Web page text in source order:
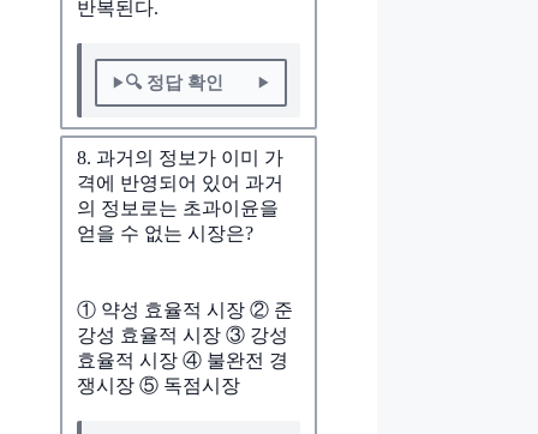
반복된다.
🔍 정답 확인
8. 과거의 정보가 이미 가
격에 반영되어 있어 과거
의 정보로는 초과이윤을
얻을 수 없는 시장은?
① 약성 효율적 시장 ② 준
강성 효율적 시장 ③ 강성
효율적 시장 ④ 불완전 경
쟁시장 ⑤ 독점시장